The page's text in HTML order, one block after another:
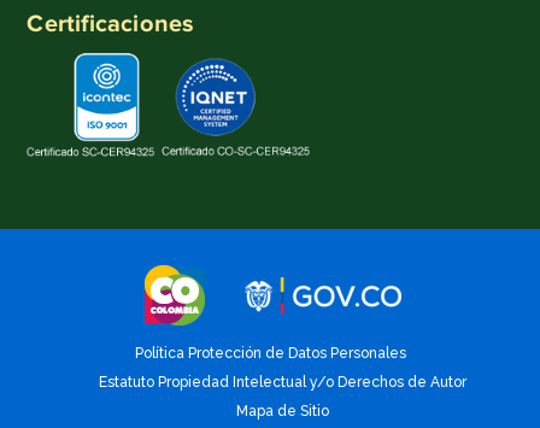
Certificaciones
Política Protección de Datos Personales
Estatuto Propiedad Intelectual y/o Derechos de Autor
Mapa de Sitio